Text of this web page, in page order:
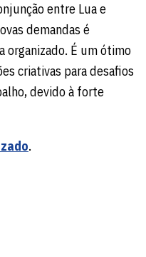
entre Lua e
demandas é
organizado. É um ótimo
criativas para desafios
devido à forte
.